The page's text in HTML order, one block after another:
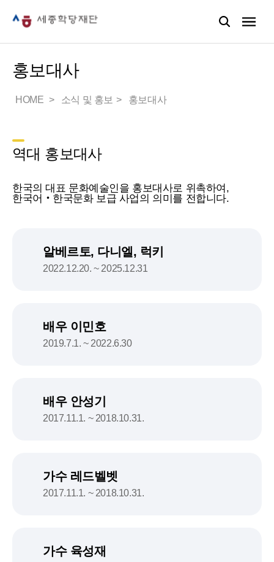
홍보대사
HOME 소식 및 홍보 홍보대사
역대 홍보대사
한국의 대표 문화예술인을 홍보대사로 위촉하여,
한국어‧한국문화 보급 사업의 의미를 전합니다.
알베르토, 다니엘, 럭키
2022.12.20. ~ 2025.12.31
배우 이민호
2019.7.1. ~ 2022.6.30
배우 안성기
2017.11.1. ~ 2018.10.31.
가수 레드벨벳
2017.11.1. ~ 2018.10.31.
가수 육성재